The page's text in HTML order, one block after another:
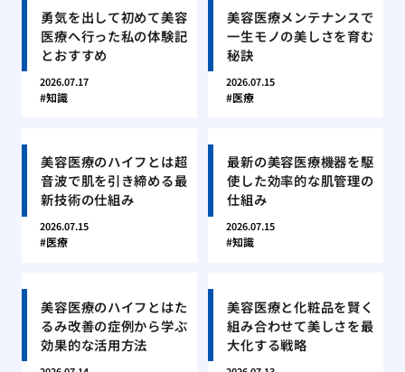
勇気を出して初めて美容
医療へ行った私の体験記
とおすすめ
2026.07.17
知識
美容医療メンテナンスで
一生モノの美しさを育む
秘訣
2026.07.15
医療
美容医療のハイフとは超
音波で肌を引き締める最
新技術の仕組み
2026.07.15
医療
最新の美容医療機器を駆
使した効率的な肌管理の
仕組み
2026.07.15
知識
美容医療のハイフとはた
るみ改善の症例から学ぶ
効果的な活用方法
美容医療と化粧品を賢く
組み合わせて美しさを最
大化する戦略